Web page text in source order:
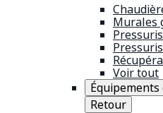
Murales
Voir tout
Retour